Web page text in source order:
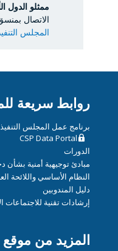
ممثلو الدول
الاتصال
المجلس
روابط سريعة
برنامج عمل المجلس التنفيذي
CSP Data Portal
الدورات
مبادئ توجيهية أمنية بشأن
النظام الأساسي واللائحة
دليل المندوبين
إرشادات تقنية للاجتماعات
المزيد من موقع